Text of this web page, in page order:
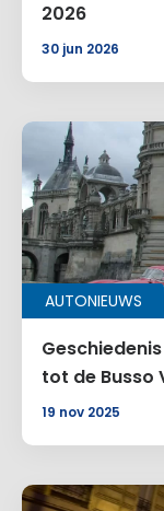
2026
30 jun 2026
AUTONIEUWS
tot de Busso
19 nov 2025